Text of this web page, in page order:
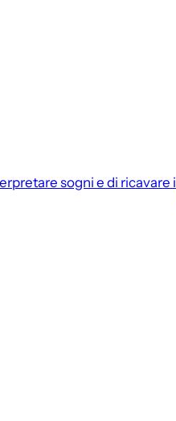
sogni e di ricavare i